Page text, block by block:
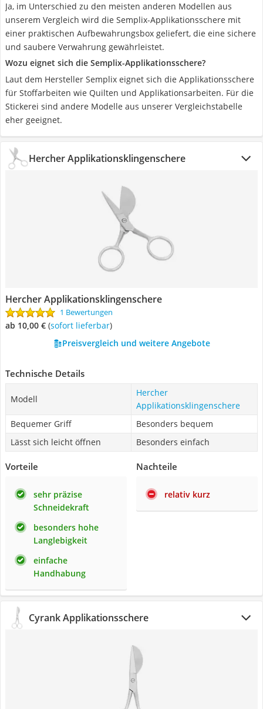
Ja, im Unterschied zu den meisten anderen Modellen aus
unserem Vergleich wird die Semplix-Applikationsschere mit
einer praktischen Aufbewahrungsbox geliefert, die eine sichere
und saubere Verwahrung gewährleistet.
Wozu eignet sich die Semplix-Applikationsschere?
Laut dem Hersteller Semplix eignet sich die Applikationsschere
für Stoffarbeiten wie Quilten und Applikationsarbeiten. Für die
Stickerei sind andere Modelle aus unserer Vergleichstabelle
eher geeignet.
Hercher Applikationsklingenschere
Hercher Applikationsklingenschere
1 Bewertungen
ab 10,00 € ( Sofort lieferbar)
Preisvergleich und weitere Angebote
Technische Details
Modell
Hercher
Applikationsklingenschere
Bequemer Griff
Besonders bequem
Lässt sich leicht öffnen
Besonders einfach
Vorteile
sehr präzise
Schneidekraft
besonders hohe
Langlebigkeit
einfache
Handhabung
Nachteile
relativ kurz
Cyrank Applikationsschere